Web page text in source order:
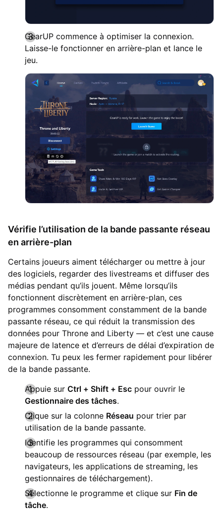
GearUP commence à optimiser la connexion.
Laisse-le fonctionner en arrière-plan et lance le
jeu.
Vérifie l’utilisation de la bande passante réseau
en arrière-plan
Certains joueurs aiment télécharger ou mettre à jour
des logiciels, regarder des livestreams et diffuser des
médias pendant qu’ils jouent. Même lorsqu’ils
fonctionnent discrètement en arrière-plan, ces
programmes consomment constamment de la bande
passante réseau, ce qui réduit la transmission des
données pour Throne and Liberty — et c’est une cause
majeure de latence et d’erreurs de délai d’expiration de
connexion. Tu peux les fermer rapidement pour libérer
de la bande passante.
Appuie sur Ctrl + Shift + Esc pour ouvrir le
Gestionnaire des tâches.
Clique sur la colonne Réseau pour trier par
utilisation de la bande passante.
Identifie les programmes qui consomment
beaucoup de ressources réseau (par exemple, les
navigateurs, les applications de streaming, les
gestionnaires de téléchargement).
Sélectionne le programme et clique sur Fin de
tâche.